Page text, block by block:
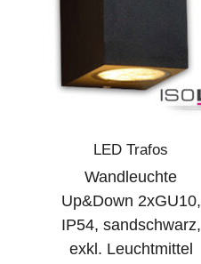
LED Trafos
Wandleuchte
Up&Down 2xGU10,
IP54, sandschwarz,
exkl. Leuchtmittel